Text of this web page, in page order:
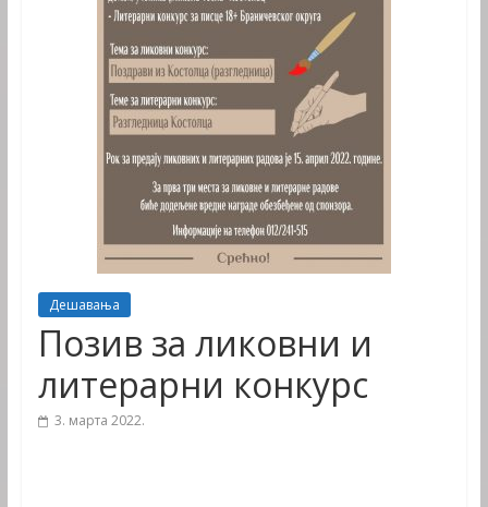
Дешавања
Позив за ликовни и
литерарни конкурс
3. марта 2022.